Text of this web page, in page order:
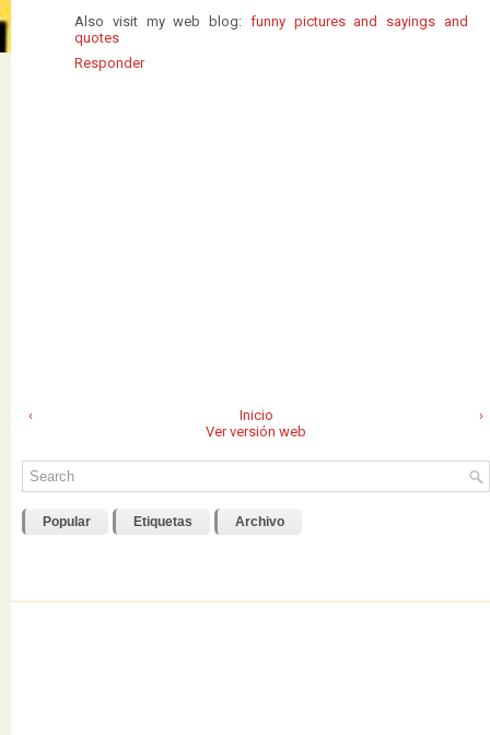
Also visit my web blog: funny pictures and sayings and
quotes
Responder
‹ ›
Inicio
Ver versión web
Popular Etiquetas Archivo